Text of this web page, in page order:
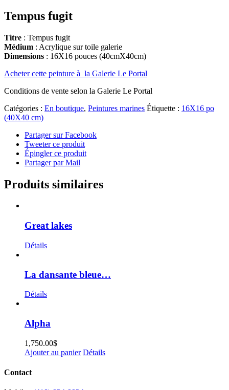
Tempus fugit
Titre : Tempus fugit
Médium : Acrylique sur toile galerie
Dimensions : 16X16 pouces (40cmX40cm)
Acheter cette peinture à la Galerie Le Portal
Conditions de vente selon la Galerie Le Portal
Catégories : En boutique, Peintures marines Étiquette : 16X16 po
(40X40 cm)
Partager sur Facebook
Tweeter ce produit
Épingler ce produit
Partager par Mail
Produits similaires
Great lakes
Détails
La dansante bleue…
Détails
Alpha
1,750.00$
Ajouter au panier Détails
Contact